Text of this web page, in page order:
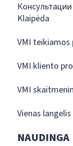
Klaipėda
VMI teikiamos
VMI kliento
VMI
Vienas
NAUDINGA